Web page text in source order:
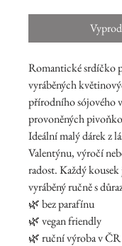
Romantické srdíčko
vyráběných
přírodního sójového
provoněných
Ideální malý dárek z
Valentýnu, výročí
radost. Každý
vyráběný ručně s
🌿 bez parafínu
🌿 vegan friendly
🌿 ruční výroba v ČR